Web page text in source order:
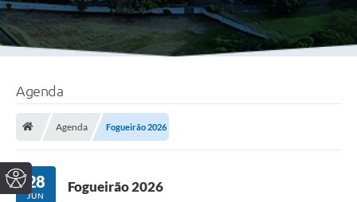
Agenda
Agenda Fogueirão 2026
28
JUN
Fogueirão 2026